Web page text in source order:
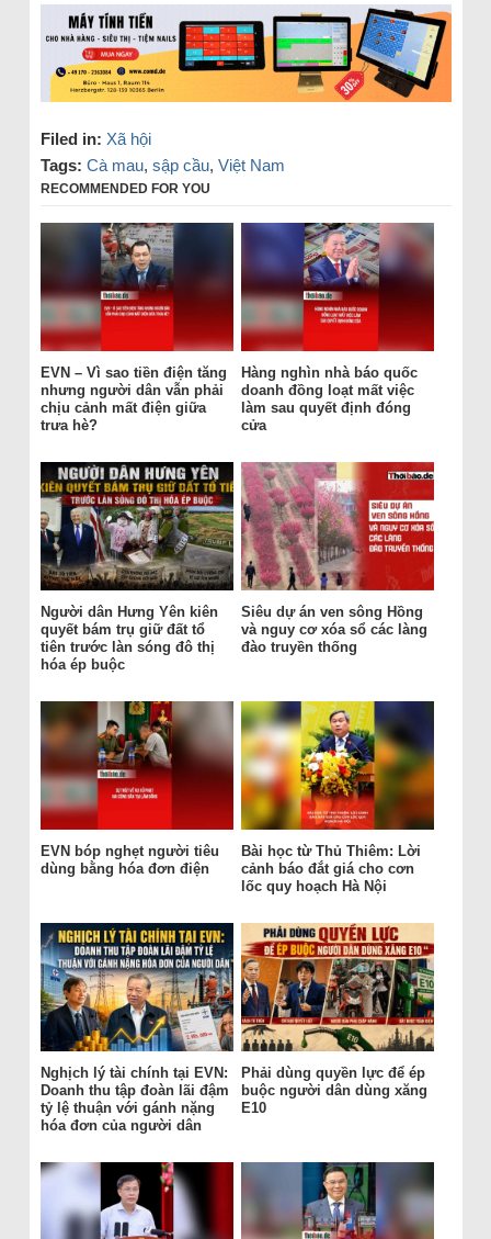
Filed in: Xã hội
Tags: Cà mau, sập cầu, Việt Nam
RECOMMENDED FOR YOU
EVN – Vì sao tiền điện tăng
nhưng người dân vẫn phải
chịu cảnh mất điện giữa
trưa hè?
Hàng nghìn nhà báo quốc
doanh đồng loạt mất việc
làm sau quyết định đóng
cửa
Người dân Hưng Yên kiên
quyết bám trụ giữ đất tổ
tiên trước làn sóng đô thị
hóa ép buộc
Siêu dự án ven sông Hồng
và nguy cơ xóa sổ các làng
đào truyền thống
EVN bóp nghẹt người tiêu
dùng bằng hóa đơn điện
Bài học từ Thủ Thiêm: Lời
cảnh báo đắt giá cho cơn
lốc quy hoạch Hà Nội
Nghịch lý tài chính tại EVN:
Doanh thu tập đoàn lãi đậm
tỷ lệ thuận với gánh nặng
hóa đơn của người dân
Phải dùng quyền lực để ép
buộc người dân dùng xăng
E10